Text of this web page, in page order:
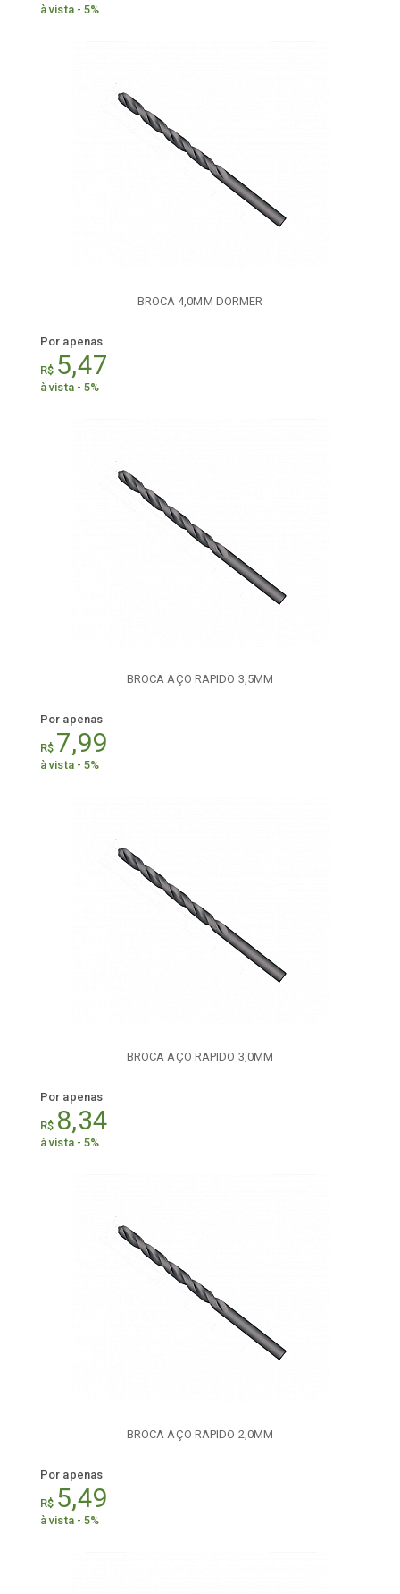
à vista - 5%
BROCA 4,0MM DORMER
Por apenas
R$ 5,47
à vista - 5%
BROCA AÇO RAPIDO 3,5MM
Por apenas
R$ 7,99
à vista - 5%
BROCA AÇO RAPIDO 3,0MM
Por apenas
R$ 8,34
à vista - 5%
BROCA AÇO RAPIDO 2,0MM
Por apenas
R$ 5,49
à vista - 5%